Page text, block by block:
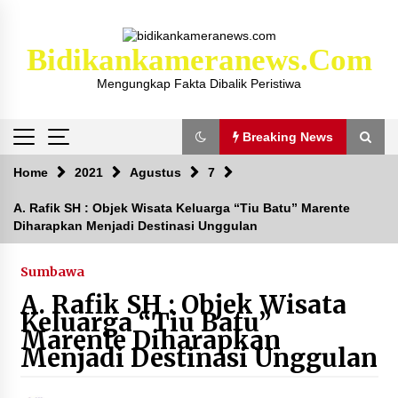
Bidikankameranews.com
Mengungkap Fakta Dibalik Peristiwa
Breaking News
Breaking News
Kejaksaan KSB Mulai Lidik Mafia Tanah Desa
Sekongkang Bawah
2 tahun ago
Laporan Dugaan Pencabulan di Desa Sepayung
Kec. Plampang, Polres Sumbawa Pastikan
Proses Penyelidikan Berjalan Maksimal
4 minggu ago
Home 2021 Agustus 7
A. Rafik SH : Objek Wisata Keluarga “Tiu Batu” Marente
Diharapkan Menjadi Destinasi Unggulan
Sumbawa
A. Rafik SH : Objek Wisata
Keluarga “Tiu Batu”
Marente Diharapkan
Menjadi Destinasi Unggulan